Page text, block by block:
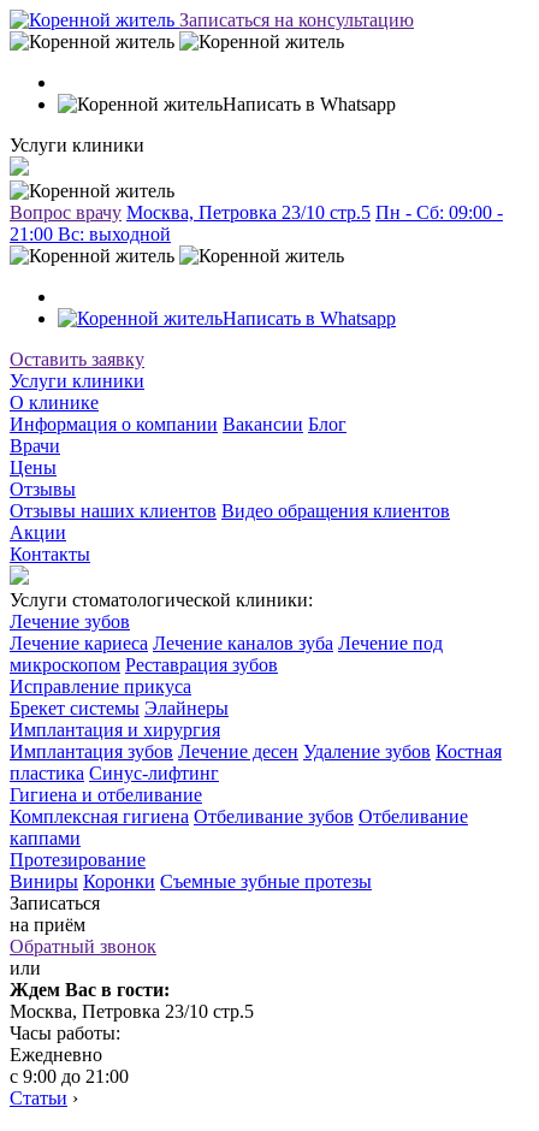
Записаться на консультацию
Написать в Whatsapp
Услуги клиники
Вопрос врачу Москва, Петровка 23/10 стр.5 Пн - Сб: 09:00 -
21:00 Вc: выходной
Написать в Whatsapp
Оставить заявку
Услуги клиники
О клинике
Информация о компании Вакансии Блог
Врачи
Цены
Отзывы
Отзывы наших клиентов Видео обращения клиентов
Акции
Контакты
Услуги стоматологической клиники:
Лечение зубов
Лечение кариеса Лечение каналов зуба Лечение под
микроскопом Реставрация зубов
Исправление прикуса
Брекет системы Элайнеры
Имплантация и хирургия
Имплантация зубов Лечение десен Удаление зубов Костная
пластика Синус-лифтинг
Гигиена и отбеливание
Комплексная гигиена Отбеливание зубов Отбеливание
каппами
Протезирование
Виниры Коронки Съемные зубные протезы
Записаться
на приём
Обратный звонок
или
Ждем Вас в гости:
Москва, Петровка 23/10 стр.5
Часы работы:
Ежедневно
с 9:00 до 21:00
Статьи ›